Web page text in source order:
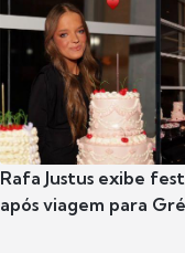
Rafa Justus exibe
após viagem para